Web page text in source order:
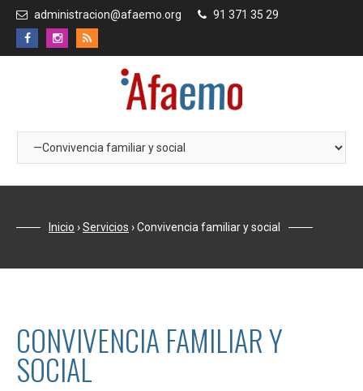
administracion@afaemo.org 91 371 35 29
Inicio ›Servicios ›Convivencia familiar y social
CONVIVENCIA FAMILIAR Y
SOCIAL